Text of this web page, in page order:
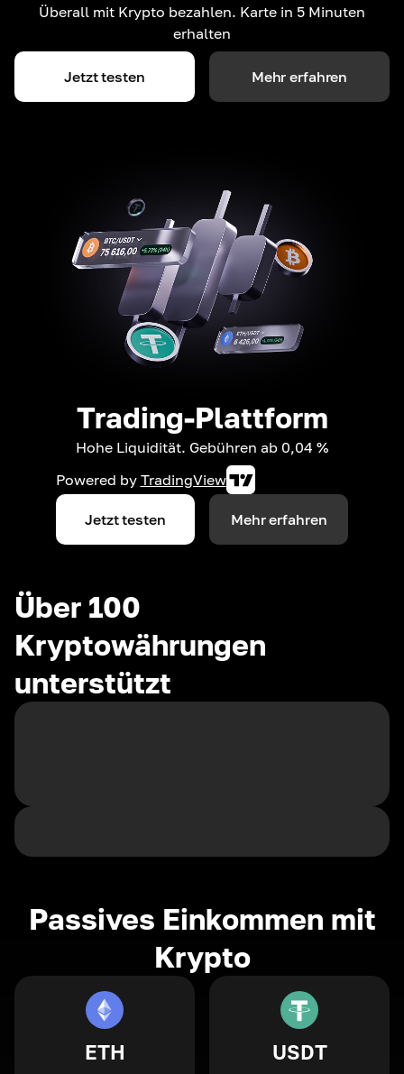
Überall mit Krypto bezahlen. Karte in 5 Minuten
erhalten
Jetzt testen Mehr erfahren
Trading-Plattform
Hohe Liquidität. Gebühren ab 0,04 %
Powered by TradingView
Jetzt testen Mehr erfahren
Über 100
Kryptowährungen
unterstützt
Passives Einkommen mit
Krypto
ETH USDT